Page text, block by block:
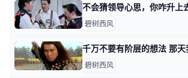
碧树西风
碧树西风